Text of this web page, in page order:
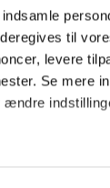
til
levere
Se mere
of the